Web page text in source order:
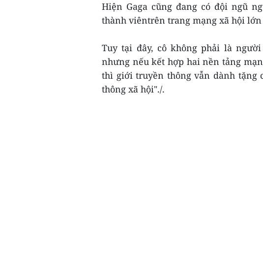
Hiện Gaga cũng đang có đội ngũ
thành viêntrên trang mạng xã hội
Tuy tại đây, cô không phải là
nhưng nếu kết hợp hai nền tảng
thì giới truyền thông vẫn dành tặng
thông xã hội"./.